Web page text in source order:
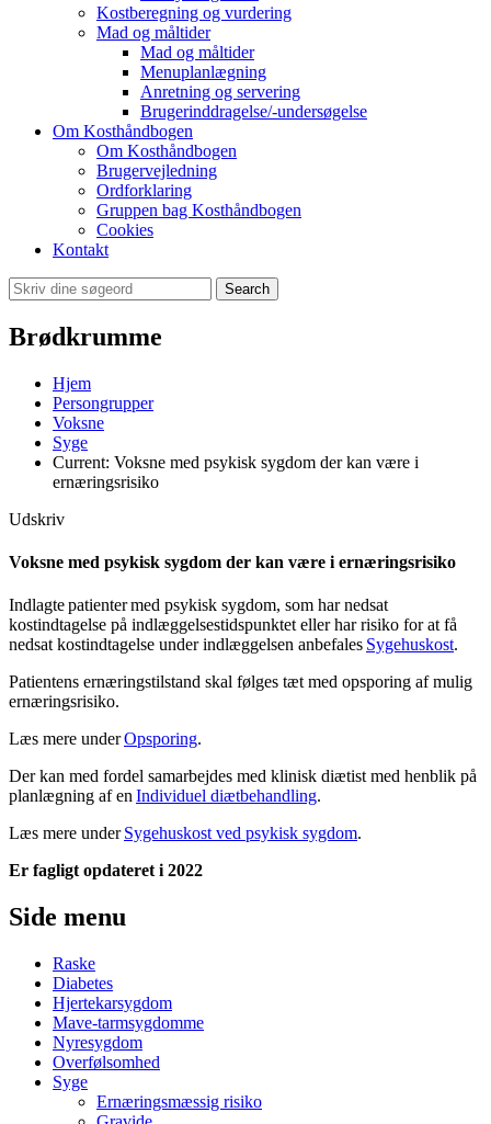
Kostberegning og vurdering
Mad og måltider
Mad og måltider
Menuplanlægning
Anretning og servering
Brugerinddragelse/-undersøgelse
Om Kosthåndbogen
Om Kosthåndbogen
Brugervejledning
Ordforklaring
Gruppen bag Kosthåndbogen
Cookies
Kontakt
Search
Brødkrumme
Hjem
Persongrupper
Voksne
Syge
Current: Voksne med psykisk sygdom der kan være i
ernæringsrisiko
Udskriv
Voksne med psykisk sygdom der kan være i ernæringsrisiko
Indlagte patienter med psykisk sygdom, som har nedsat
kostindtagelse på indlæggelsestidspunktet eller har risiko for at få
nedsat kostindtagelse under indlæggelsen anbefales Sygehuskost.
Patientens ernæringstilstand skal følges tæt med opsporing af mulig
ernæringsrisiko.
Læs mere underOpsporing.
Der kan med fordel samarbejdes med klinisk diætist med henblik på
planlægning af en Individuel diætbehandling.
Læs mere underSygehuskost ved psykisk sygdom.
Er fagligt opdateret i 2022
Side menu
Raske
Diabetes
Hjertekarsygdom
Mave-tarmsygdomme
Nyresygdom
Overfølsomhed
Syge
Ernæringsmæssig risiko